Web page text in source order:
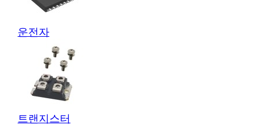
운전자
트랜지스터